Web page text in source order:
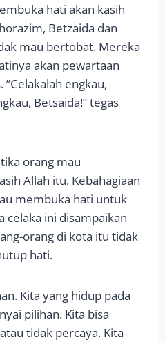
hati akan kasih
Betzaida dan
mau bertobat. Mereka
akan pewartaan
”Celakalah engkau,
Betsaida!” tegas
orang mau
Allah itu. Kebahagiaan
membuka hati untuk
celaka ini disampaikan
orang di kota itu tidak
hati.
Kita yang hidup pada
pilihan. Kita bisa
tidak percaya. Kita